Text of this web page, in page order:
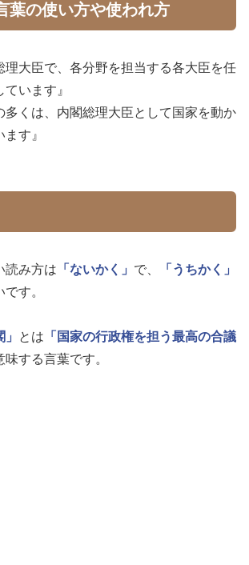
葉の使い方や使われ方
理大臣で、各分野を担当する各大臣を任
います』
多くは、内閣総理大臣として国家を動か
す』
読み方は 「ないかく」 で、
「うちかく」
す。
」 とは 「国家の行政権を担う最高の合議
味する言葉です。